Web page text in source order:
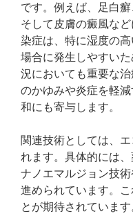
です。例えば、足白
そして皮膚の癜風な
染症は、特に湿度の
場合に発生しやすい
況においても重要な
のかゆみや炎症を軽
和にも寄与します。
関連技術としては、
れます。具体的には
ナノエマルジョン技
進められています。
とが期待されていま